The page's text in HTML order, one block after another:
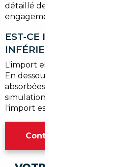
détaillé de manière transparente
engagement.
EST-CE INTÉRESSANT
INFÉRIEUR À 20 000 € ?
L'import est surtout pertinent à
En dessous, les économies
absorbées par les frais fixes. Nous
simulation gratuite pour vous aider
l'import est rentable dans votre
Contacter l'agence Paris